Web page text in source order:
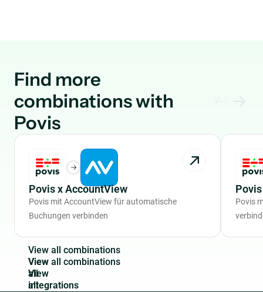
Find more
combinations with
Povis
Povis x AccountView
Povis mit AccountView für automatische
Buchungen verbinden
Povis
Povis
View a combinations
View
all
integrations